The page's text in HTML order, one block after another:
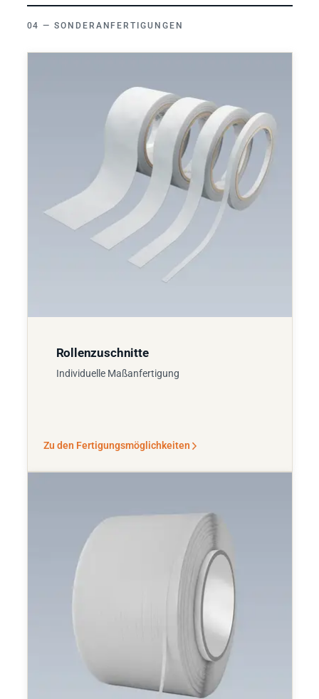
SONDERANFERTIGUNGEN
Rollenzuschnitte
Individuelle Maßanfertigung
Zu den Fertigungsmöglichkeiten